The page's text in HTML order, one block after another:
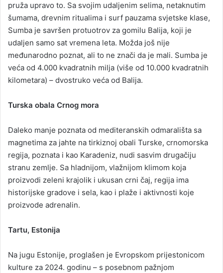
pruža upravo to. Sa svojim udaljenim selima, netaknutim
šumama, drevnim ritualima i surf pauzama svjetske klase,
Sumba je savršen protuotrov za gomilu Balija, koji je
udaljen samo sat vremena leta. Možda još nije
međunarodno poznat, ali to ne znači da je mali. Sumba je
veća od 4.000 kvadratnih milja (više od 10.000 kvadratnih
kilometara) – dvostruko veća od Balija.
Turska obala Crnog mora
Daleko manje poznata od mediteranskih odmarališta sa
magnetima za jahte na tirkiznoj obali Turske, crnomorska
regija, poznata i kao Karadeniz, nudi sasvim drugačiju
stranu zemlje. Sa hladnijom, vlažnijom klimom koja
proizvodi zeleni krajolik i ukusan crni čaj, regija ima
historijske gradove i sela, kao i plaže i aktivnosti koje
proizvode adrenalin.
Tartu, Estonija
Na jugu Estonije, proglašen je Evropskom prijestonicom
kulture za 2024. godinu – s posebnom pažnjom